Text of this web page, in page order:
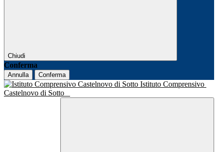
Chiudi
Conferma
Annulla Conferma
Istituto Comprensivo
Castelnovo di Sotto